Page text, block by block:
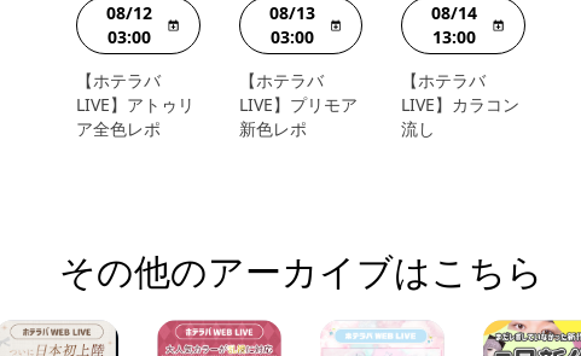
08/12
03:00
【ホテラバ
LIVE】アトゥリ
ア全色レポ
08/13
03:00
【ホテラバ
LIVE】プリモア
新色レポ
08/14
13:00
【ホテラバ
LIVE】カラコン
流し
その他のアーカイブはこちら